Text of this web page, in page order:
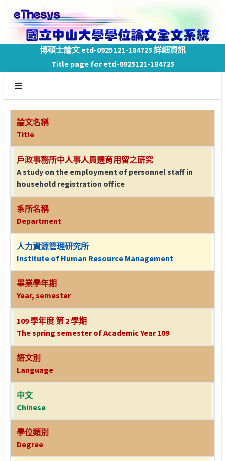
博碩士論文 etd-0925121-184725 詳細資訊
Title page for etd-0925121-184725
論文名稱
Title
戶政事務所中人事人員選育用留之研究
A study on the employment of personnel staff in
household registration office
系所名稱
Department
人力資源管理研究所
Institute of Human Resource Management
畢業學年期
Year, semester
109 學年度 第 2 學期
The spring semester of Academic Year 109
語文別
Language
中文
Chinese
學位類別
Degree